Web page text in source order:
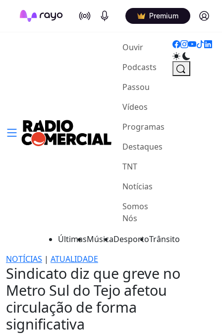
On Air Podcasts Premium Log in
Ouvir(current)
Podcasts
Passou
Vídeos
Programas
Destaques
TNT
Notícias
Somos
Nós
ÚltimasMúsicaDesportoTrânsito
NOTÍCIAS | ATUALIDADE
Sindicato diz que greve no
Metro Sul do Tejo afetou
circulação de forma
significativa